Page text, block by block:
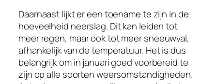
Daarnaast lijkt er een toename te zijn in de
hoeveelheid neerslag. Dit kan leiden tot
meer regen, maar ook tot meer sneeuwval,
afhankelijk van de temperatuur. Het is dus
belangrijk om in januari goed voorbereid te
zijn op alle soorten weersomstandigheden.